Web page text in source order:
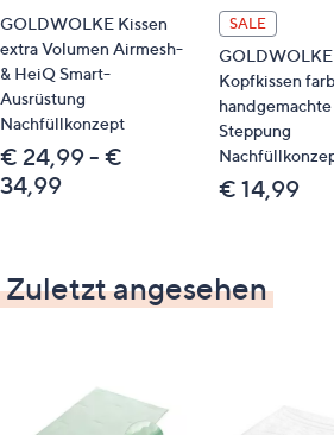
täglich gut aufschütteln,
Spannkraft in die Füllung
auf das richtige
Waschmaschine und
keinen Weichspüler
nach Möglichkeit die
entfernen, bitte im Trockner
Qualitätshinweise
GOLDWOLKE Kissen
extra Volumen Airmesh-
& HeiQ Smart-
Ausrüstung
Nachfüllkonzept
€ 24,99 - €
34,99
SALE
GOLDWOLKE
Kopfkissen
handgemachte
Steppung
€ 14,99
Zuletzt angesehen